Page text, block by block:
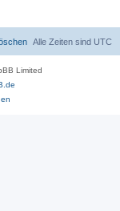
Alle Zeiten sind UTC
Limited